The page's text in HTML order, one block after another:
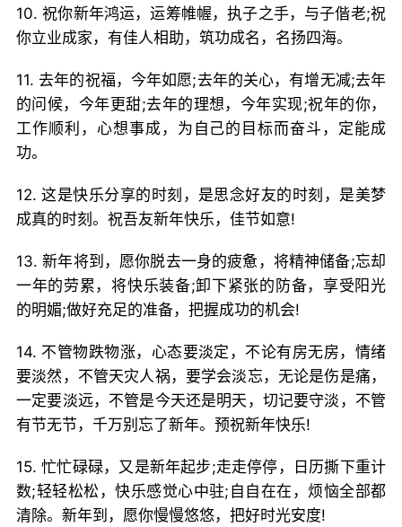
10. 祝你新年鸿运，运筹帷幄，执子之手，与子偕老;祝
你立业成家，有佳人相助，筑功成名，名扬四海。
11. 去年的祝福，今年如愿;去年的关心，有增无减;去年
的问候，今年更甜;去年的理想，今年实现;祝年的你，
工作顺利，心想事成，为自己的目标而奋斗，定能成
功。
12. 这是快乐分享的时刻，是思念好友的时刻，是美梦
成真的时刻。祝吾友新年快乐，佳节如意!
13. 新年将到，愿你脱去一身的疲惫，将精神储备;忘却
一年的劳累，将快乐装备;卸下紧张的防备，享受阳光
的明媚;做好充足的准备，把握成功的机会!
14. 不管物跌物涨，心态要淡定，不论有房无房，情绪
要淡然，不管天灾人祸，要学会淡忘，无论是伤是痛，
一定要淡远，不管是今天还是明天，切记要守淡，不管
有节无节，千万别忘了新年。预祝新年快乐!
15. 忙忙碌碌，又是新年起步;走走停停，日历撕下重计
数;轻轻松松，快乐感觉心中驻;自自在在，烦恼全部都
清除。新年到，愿你慢慢悠悠，把好时光安度!